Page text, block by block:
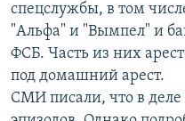
спецслужбы, в том
"Альфа" и "Вымпел" и
ФСБ. Часть из них
под домашний арест.
СМИ писали, что в деле